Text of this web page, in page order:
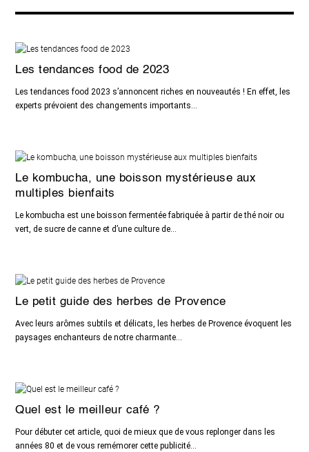
Les tendances food de 2023
Les tendances food 2023 s’annoncent riches en nouveautés ! En effet, les
experts prévoient des changements importants...
Le kombucha, une boisson mystérieuse aux
multiples bienfaits
Le kombucha est une boisson fermentée fabriquée à partir de thé noir ou
vert, de sucre de canne et d’une culture de...
Le petit guide des herbes de Provence
Avec leurs arômes subtils et délicats, les herbes de Provence évoquent les
paysages enchanteurs de notre charmante...
Quel est le meilleur café ?
Pour débuter cet article, quoi de mieux que de vous replonger dans les
années 80 et de vous remémorer cette publicité...